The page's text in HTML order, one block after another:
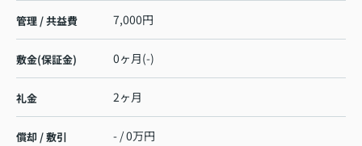
管理 / 共益費 7,000円
敷金(保証金) 0ヶ月(-)
礼金 2ヶ月
償却 / 敷引 - / 0万円